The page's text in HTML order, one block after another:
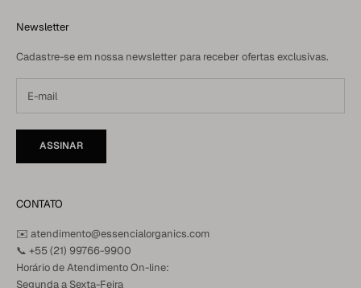
Newsletter
Cadastre-se em nossa newsletter para receber ofertas exclusivas.
ASSINAR
CONTATO
✉️ atendimento@essencialorganics.com
📞 +55 (21) 99766-9900
Horário de Atendimento On-line:
Segunda a Sexta-Feira